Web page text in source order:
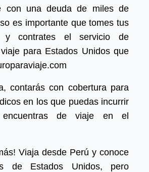
con una deuda de miles de
es importante que tomes tus
y contrates el servicio de
para Estados Unidos que
contarás con cobertura para
en los que puedas incurrir
de viaje en el
Viaja desde Perú y conoce
de Estados Unidos, pero